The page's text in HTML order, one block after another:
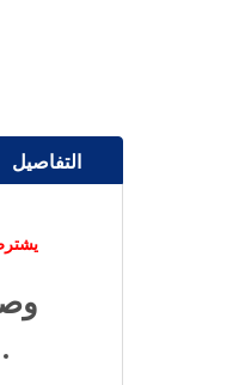
التفاصيل